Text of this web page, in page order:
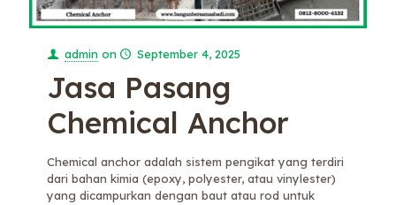
admin on September 4, 2025
Jasa Pasang
Chemical Anchor
Chemical anchor adalah sistem pengikat yang terdiri
dari bahan kimia (epoxy, polyester, atau vinylester)
yang dicampurkan dengan baut atau rod untuk